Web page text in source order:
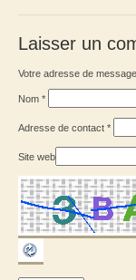
Laisser un
Votre adresse de
Nom *
Adresse de contact *
Site web